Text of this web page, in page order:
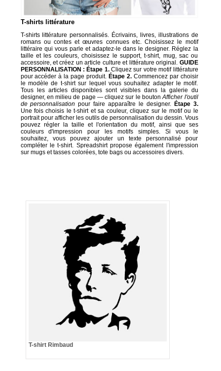
T-shirts littérature
T-shirts littérature personnalisés. Écrivains, livres, illustrations de
romans ou contes et œuvres connues etc. Choisissez le motif
littéraire qui vous parle et adaptez-le dans le designer. Réglez la
taille et les couleurs, choisissez le support, t-shirt, mug, sac ou
accessoire, et créez un article culture et littérature original. GUIDE
PERSONNALISATION : Étape 1.Cliquez sur votre motif littérature
pour accéder à la page produit. Étape 2.Commencez par choisir
le modèle de t-shirt sur lequel vous souhaitez adapter le motif.
Tous les articles disponibles sont visibles dans la galerie du
designer, en milieu de page — cliquez sur le boutonAfficher l'outil
de personnalisationpour faire apparaître le designer. Étape 3.
Une fois choisis le t-shirt et sa couleur, cliquez sur le motif ou le
portrait pour afficher les outils de personnalisation du dessin. Vous
pouvez régler la taille et l'orientation du motif, ainsi que ses
couleurs d'impression pour les motifs simples. Si vous le
souhaitez, vous pouvez ajouter un texte personnalisé pour
compléter le t-shirt. Spreadshirt propose également l'impression
sur mugs et tasses colorées, tote bags ou accessoires divers.
T-shirt Rimbaud